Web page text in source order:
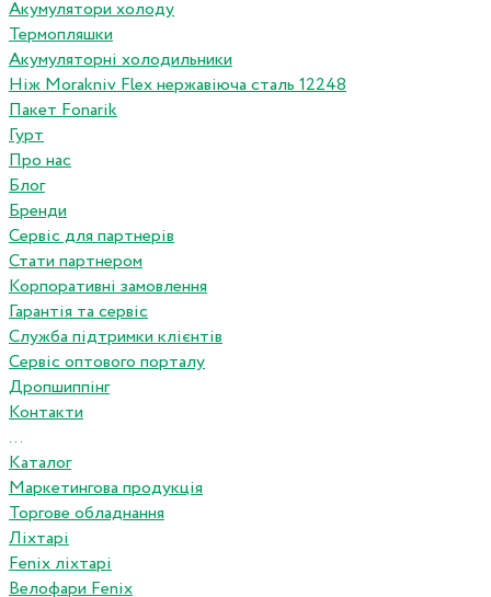
Акумулятори холоду
Термопляшки
Акумуляторні холодильники
Ніж Morakniv Flex нержавіюча сталь 12248
Пакет Fonarik
Гурт
Про нас
Блог
Бренди
Сервіс для партнерів
Стати партнером
Корпоративні замовлення
Гарантія та сервіс
Служба підтримки клієнтів
Сервіс оптового порталу
Дропшиппінг
Контакти
...
Каталог
Маркетингова продукція
Торгове обладнання
Ліхтарі
Fenix ліхтарі
Велофари Fenix